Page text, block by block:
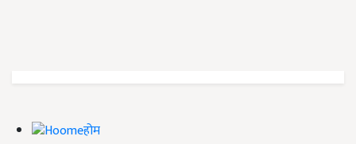
होम